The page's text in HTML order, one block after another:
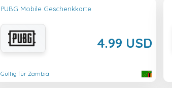
PUBG Mobile Geschenkkarte
4.99 USD
Gültig für Zambia